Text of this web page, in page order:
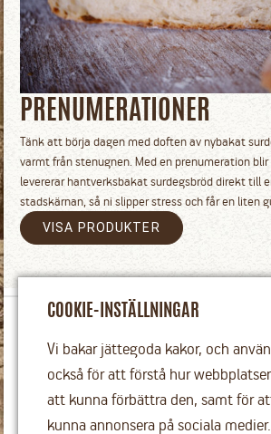
PRENUMERATIONER
Tänk att börja dagen med doften av nybakat
varmt från stenugnen. Med en prenumeration
levererar hantverksbakat surdegsbröd direkt till
stadskärnan, så ni slipper stress och får en liten
VISA PRODUKTER
råvarorna och våra
STORGATAN 46, UMEÅ
090-690 33 33
•
COOKIE-INSTÄLLNINGAR
Vi bakar jättegoda kakor, och
också för att förstå hur
att kunna förbättra den, samt för
kunna annonsera på sociala